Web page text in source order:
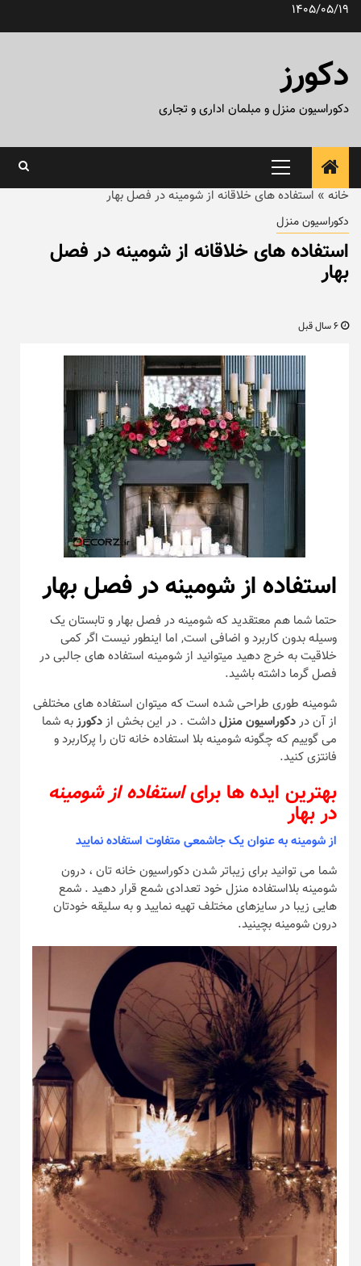
پرش1405/05/19
دکورز
دکوراسیون منزل و مبلمان اداری و تجاری
منوی
اصلی
خانه » استفاده های خلاقانه از شومینه در فصل بهار
دکوراسیون منزل
استفاده های خلاقانه از شومینه در فصل
بهار
استفاده از شومینهدر فصل بهار
حتما شما هم معتقدید که شومینه در فصل بهار و تابستان یک
وسیله بدون کاربرد و اضافی است, اما اینطور نیست اگر کمی
خلاقیت به خرج دهید میتوانید از شومینه استفاده های جالبی در
فصل گرما داشته باشید.
شومینه طوری طراحی شده است که میتوان استفاده های مختلفی
از آن دردکوراسیون منزلداشت . در این بخش ازدکورزبه شما
می گوییم که چگونه شومینه بلا استفاده خانه تان را پرکاربرد و
فانتزی کنید.
بهترین ایده ها برایاستفاده از شومینه
در بهار
از شومینه به عنوان یک جاشمعی متفاوت استفاده نمایید
شما می توانید برای زیباتر شدن دکوراسیون خانه تان ، درون
شومینه بلااستفاده منزل خود تعدادی شمع قرار دهید . شمع
هایی زیبا در سایزهای مختلف تهیه نمایید و به سلیقه خودتان
درون شومینه بچینید.